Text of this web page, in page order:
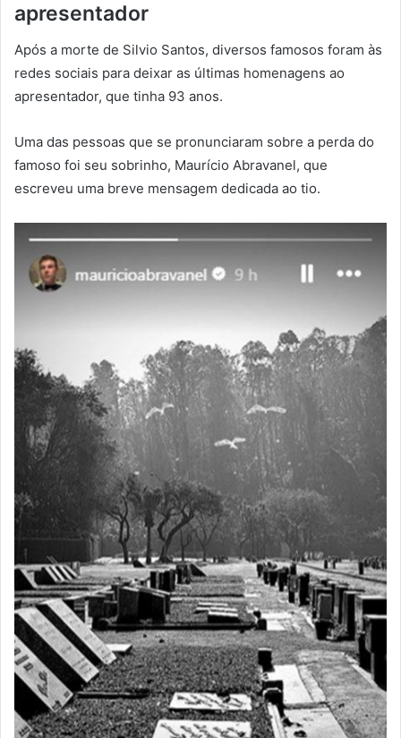
apresentador
Após a morte de Silvio Santos, diversos famosos foram às
redes sociais para deixar as últimas homenagens ao
apresentador, que tinha 93 anos.
Uma das pessoas que se pronunciaram sobre a perda do
famoso foi seu sobrinho, Maurício Abravanel, que
escreveu uma breve mensagem dedicada ao tio.